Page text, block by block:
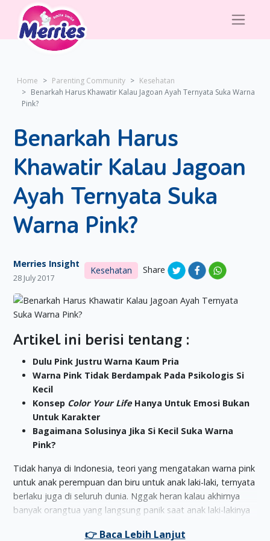
Home Parenting Community
Kesehatan
Benarkah Harus Khawatir Kalau Jagoan Ayah Ternyata Suka Warna
Pink?
Benarkah Harus
Khawatir Kalau Jagoan
Ayah Ternyata Suka
Warna Pink?
Merries Insight
28 July 2017
Kesehatan Share
Artikel ini berisi tentang :
Dulu Pink Justru Warna Kaum Pria
Warna Pink Tidak Berdampak Pada Psikologis Si
Kecil
Konsep Color Your LifeHanya Untuk Emosi Bukan
Untuk Karakter
Bagaimana Solusinya Jika Si Kecil Suka Warna
Pink?
Tidak hanya di Indonesia, teori yang mengatakan warna pink
untuk anak perempuan dan biru untuk anak laki-laki, ternyata
berlaku juga di seluruh dunia. Nggak heran kalau akhirnya
banyak orangtua yang langsung panik saat anak laki-lakinya